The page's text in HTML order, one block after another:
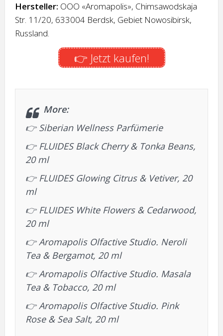
Hersteller: OOO «Aromapolis», Chimsawodskaja
Str. 11/20, 633004 Berdsk, Gebiet Nowosibirsk,
Russland.
👉 Jetzt kaufen!
More:
👉 Siberian Wellness Parfümerie
👉 FLUIDES Black Cherry & Tonka Beans,
20 ml
👉 FLUIDES Glowing Citrus & Vetiver, 20
ml
👉 FLUIDES White Flowers & Cedarwood,
20 ml
👉Aromapolis Olfactive Studio. Neroli
Tea & Bergamot, 20 ml
👉Aromapolis Olfactive Studio. Masala
Tea & Tobacco, 20 ml
👉Aromapolis Olfactive Studio. Pink
Rose & Sea Salt, 20 ml